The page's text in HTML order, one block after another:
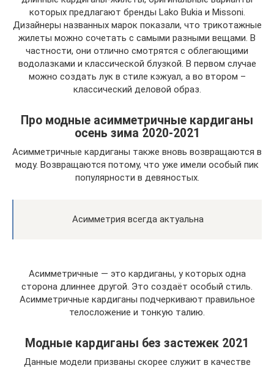
которых предлагают бренды Lako Bukia и Missoni.
Дизайнеры названных марок показали, что трикотажные
жилеты можно сочетать с самыми разными вещами. В
частности, они отлично смотрятся с облегающими
водолазками и классической блузкой. В первом случае
можно создать лук в стиле кэжуал, а во втором –
классический деловой образ.
Про модные асимметричные кардиганы
осень зима 2020-2021
Асимметричные кардиганы также вновь возвращаются в
моду. Возвращаются потому, что уже имели особый пик
популярности в девяностых.
Асимметрия всегда актуальна
Асимметричные — это кардиганы, у которых одна
сторона длиннее другой. Это создаёт особый стиль.
Асимметричные кардиганы подчеркивают правильное
телосложение и тонкую талию.
Модные кардиганы без застежек 2021
Данные модели призваны скорее служит в качестве